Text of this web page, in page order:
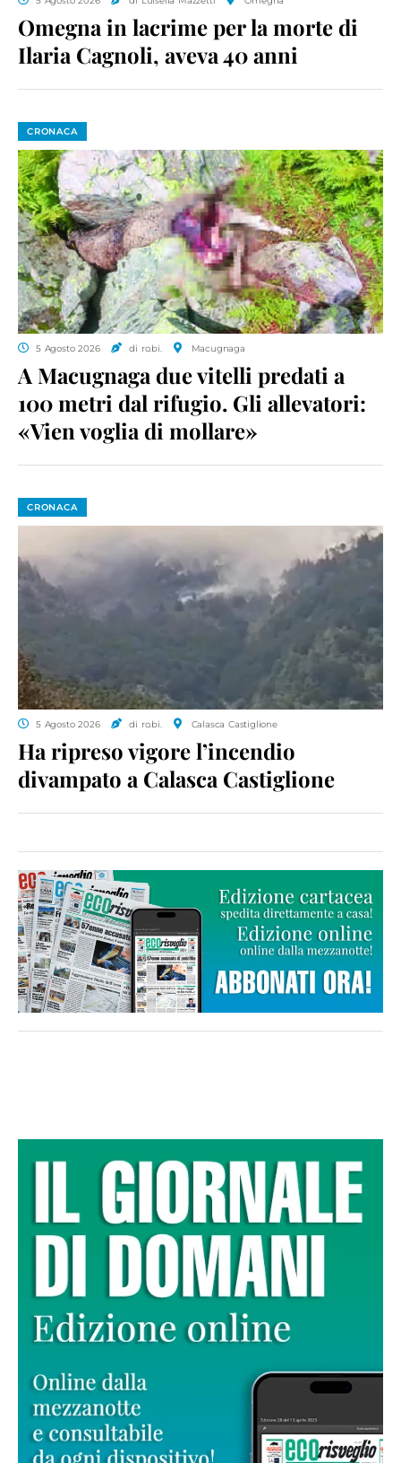
Omegna in lacrime per la morte di
Ilaria Cagnoli, aveva 40 anni
CRONACA
5 Agosto 2026 di ro.bi. Macugnaga
A Macugnaga due vitelli predati a
100 metri dal rifugio. Gli allevatori:
«Vien voglia di mollare»
CRONACA
5 Agosto 2026 di ro.bi. Calasca Castiglione
Ha ripreso vigore l’incendio
divampato a Calasca Castiglione